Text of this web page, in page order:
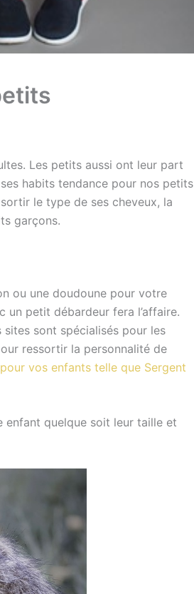
Les petits aussi ont leur part
habits tendance pour nos petits
le type de ses cheveux, la
garçons.
ou une doudoune pour votre
un petit débardeur fera l’affaire.
sont spécialisés pour les
ressortir la personnalité de
vos enfants telle que Sergent
enfant quelque soit leur taille et